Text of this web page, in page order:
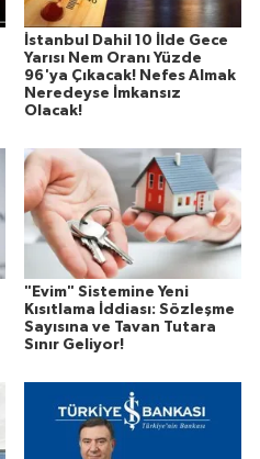
İstanbul Dahil 10 İlde Gece
Yarısı Nem Oranı Yüzde
96'ya Çıkacak! Nefes Almak
Neredeyse İmkansız
Olacak!
"Evim" Sistemine Yeni
Kısıtlama İddiası: Sözleşme
Sayısına ve Tavan Tutara
Sınır Geliyor!